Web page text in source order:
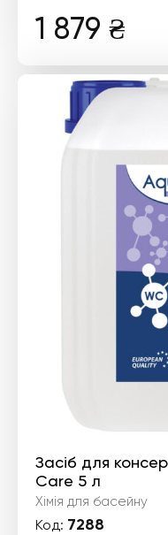
1 879 ₴
Засіб для
Care 5 л
Хімія для басейну
Код: 7288